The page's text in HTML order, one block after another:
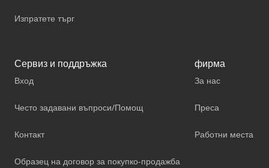
Изпратете търг
Сервиз и поддръжка
Вход
Често задавани въпроси/Помощ
Контакт
Образец на договор за покупко-продажба
фирма
За нас
Преса
Работни места